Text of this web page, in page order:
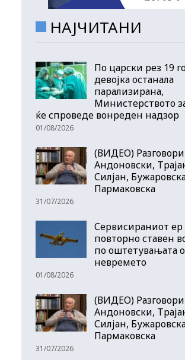
НАЈЧИТАНИ
По царски рез 19
девојка останала
парализирана,
Министерството
ќе спроведе вонреден надзор
01/08/2026
(ВИДЕО)
Андоновски,
Силјан,
Пармаковска
31/07/2026
Сервисираниот ер
повторно ставен
по оштетувањата
невремето
01/08/2026
(ВИДЕО)
Андоновски,
Силјан,
Пармаковска
31/07/2026